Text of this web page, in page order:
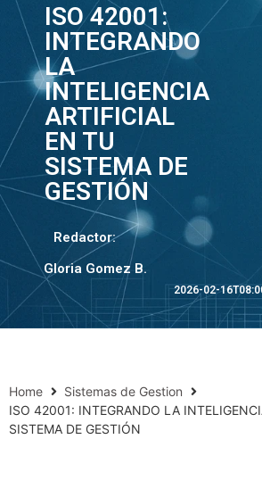
ISO 42001:
INTEGRANDO
LA
INTELIGENCIA
ARTIFICIAL
EN TU
SISTEMA DE
GESTIÓN
Redactor:
Gloria Gomez B.
2026-02-
Home
Sistemas de Gestion
ISO 42001: INTEGRANDO LA
SISTEMA DE GESTIÓN